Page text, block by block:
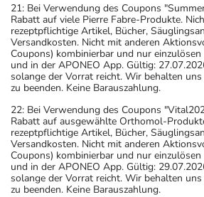
21: Bei Verwendung des Coupons
Rabatt auf viele Pierre Fabre-Produkte.
rezeptpflichtige Artikel, Bücher,
Versandkosten. Nicht mit anderen
Coupons) kombinierbar und nur
und in der APONEO App. Gültig:
solange der Vorrat reicht. Wir behalten
zu beenden. Keine Barauszahlung.
22: Bei Verwendung des Coupons
Rabatt auf ausgewählte Orthomol-
rezeptpflichtige Artikel, Bücher,
Versandkosten. Nicht mit anderen
Coupons) kombinierbar und nur
und in der APONEO App. Gültig:
solange der Vorrat reicht. Wir behalten
zu beenden. Keine Barauszahlung.